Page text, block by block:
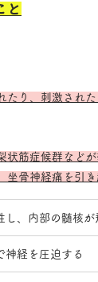
と
り、刺激され
筋症候群など
骨神経痛を引き
、内部の髄核
神経を圧迫する